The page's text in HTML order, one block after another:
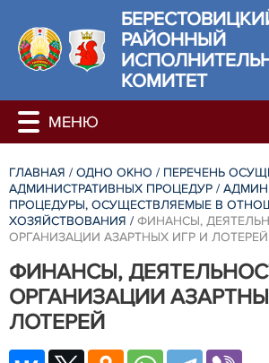
РАЙОННЫЙ
КОМИТЕТ
ГЛАВНАЯ / ОДНО ОКНО / ПЕРЕЧЕНЬ
АДМИНИСТРАТИВНЫХ ПРОЦЕДУР /
ПРОЦЕДУРЫ, ОСУЩЕСТВЛЯЕМЫЕ В
ХОЗЯЙСТВОВАНИЯ / ФИНАНСЫ,
ОРГАНИЗАЦИИ АЗАРТНЫХ ИГР И ЛОТЕРЕЙ
ФИНАНСЫ,
ОРГАНИЗАЦИИ
ЛОТЕРЕЙ